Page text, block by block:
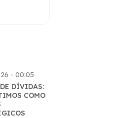
- 00:05
DÍVIDAS:
COMO